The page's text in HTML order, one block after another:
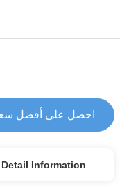
احصل على أفضل
Detail Information